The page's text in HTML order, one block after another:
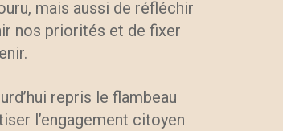
mais aussi de réfléchir
nos priorités et de fixer
repris le flambeau
l’engagement citoyen